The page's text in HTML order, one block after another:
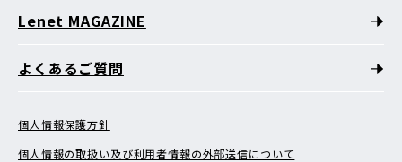
Lenet MAGAZINE
よくあるご質問
個人情報保護方針
個人情報の取扱い及び利用者情報の外部送信について